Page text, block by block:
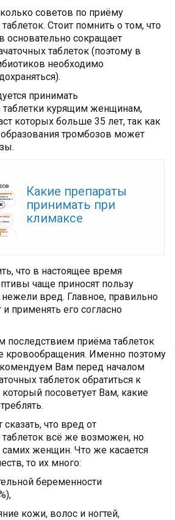
советов по приёму
Стоит помнить о том, что
основательно сокращает
таблеток (поэтому в
необходимо
принимать
таблетки курящим женщинам,
которых больше 35 лет, так как
тромбозов может
Какие препараты
принимать при
климаксе
что в настоящее время
чаще приносят пользу
вред. Главное, правильно
и применять его согласно
последствием приёма таблеток
кровообращения. Именно поэтому
Вам перед началом
таблеток обратиться к
посоветует Вам, какие
что вред от
таблеток всё же возможен, но
женщин. Что же касается
то их много:
беременности
кожи, волос и ногтей,